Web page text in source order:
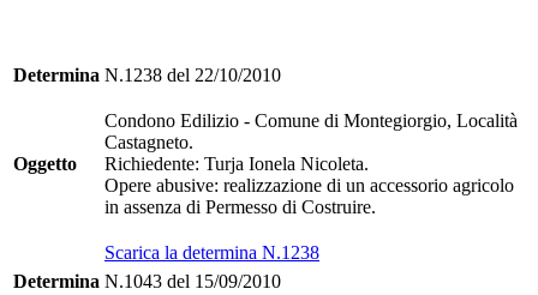
Determina N.1238 del 22/10/2010
Oggetto
Condono Edilizio - Comune di Montegiorgio, Località
Castagneto.
Richiedente: Turja Ionela Nicoleta.
Opere abusive: realizzazione di un accessorio agricolo
in assenza di Permesso di Costruire.
Scarica la determina N.1238
Determina N.1043 del 15/09/2010